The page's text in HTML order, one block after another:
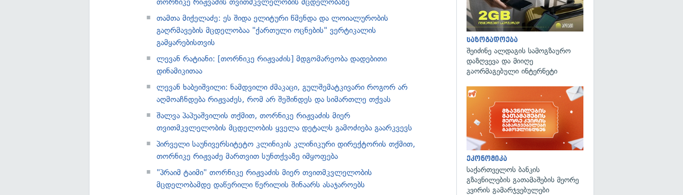
თამთა მიქელაძე: ეს შიდა ელიტური წმენდა და ლოიალურობის
გაღრმავების მცდელობაა "ქართული ოცნების" ვერტიკალის
გამყარებისთვის
ლევან რატიანი: [თორნიკე რიჟვაძის] მდგომარეობა დადებითი
დინამიკითაა
ლევან ხაბეიშვილი: ნამდვილი ძმაკაცი, გულშემატკივარი როგორ არ
აღმოაჩნდება რიჟვაძეს, რომ არ შეშინდეს და სიმართლე თქვას
შალვა პაპუაშვილის თქმით, თორნიკე რიჟვაძის მიერ
თვითმკვლელობის მცდელობის ყველა დეტალს გამოძიება გაარკვევს
პირველი საუნივერსიტეტო კლინიკის კლინიკური დირექტორის თქმით,
თორნიკე რიჟვაძე მართვით სუნთქვაზე იმყოფება
"პრაიმ ტაიმი" თორნიკე რიჟვაძის მიერ თვითმკვლელობის
მცდელობამდე დაწერილი წერილის შინაარს ასაჯაროებს
საზოგადოება
შეიძინე ალდაგის სამოგზაურო
დაზღვევა და მიიღე
გაორმაგებული ინტერნეტი
ეკონომიკა
საქართველოს ბანკის
გზავნილების გათამაშების მეორე
კვირის გამარჯვებულები